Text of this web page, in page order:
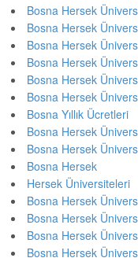
Bosna Hersek
Bosna Hersek
Bosna Hersek
Bosna Hersek
Bosna Hersek
Bosna Hersek
Bosna Yıllık Ücretleri
Bosna Hersek
Bosna Hersek
Bosna Hersek
Hersek Üniversiteleri
Bosna Hersek
Bosna Hersek
Bosna Hersek
Bosna Hersek